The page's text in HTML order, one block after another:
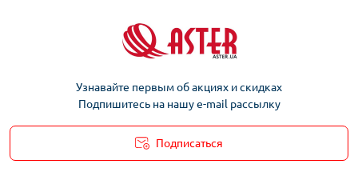
Узнавайте первым об акциях и скидках
Подпишитесь на нашу e-mail рассылку
Подписаться